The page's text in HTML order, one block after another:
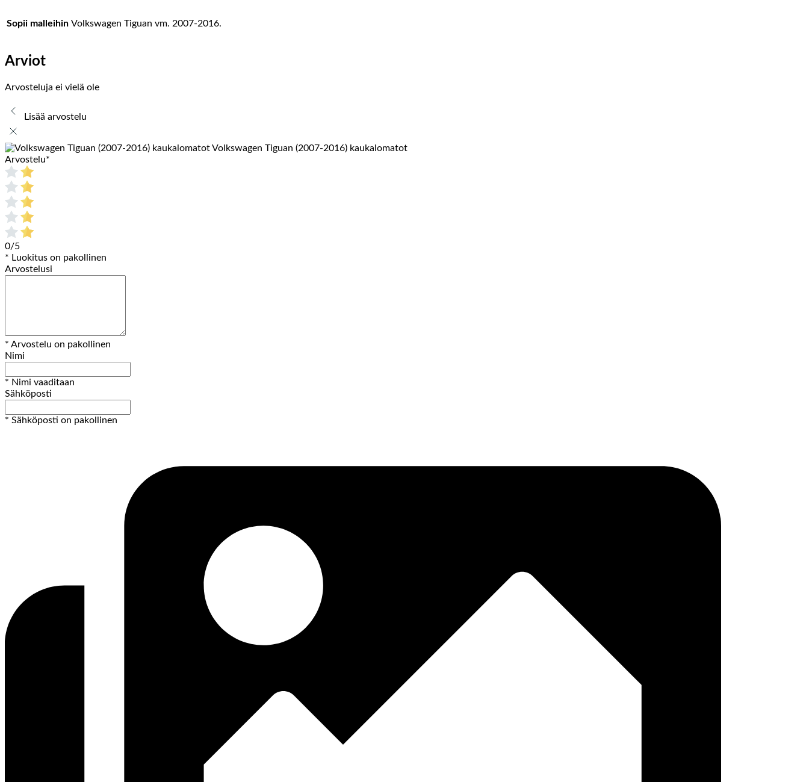
Sopii malleihin Volkswagen Tiguan vm. 2007-2016.
Arviot
Arvosteluja ei vielä ole
Lisää arvostelu
Volkswagen Tiguan (2007-2016) kaukalomatot
Arvostelu*
0/5
* Luokitus on pakollinen
Arvostelusi
* Arvostelu on pakollinen
Nimi
* Nimi vaaditaan
Sähköposti
* Sähköposti on pakollinen